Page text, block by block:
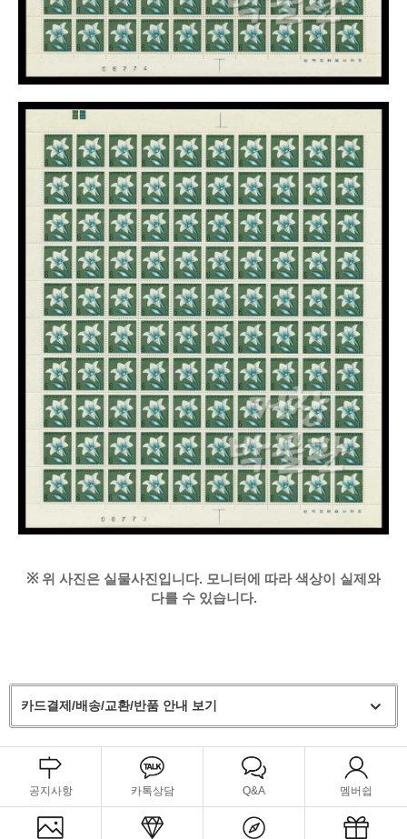
※ 위 사진은 실물사진입니다. 모니터에 따라 색상이 실제와
다를 수 있습니다.
카드결제/배송/교환/반품 안내 보기
공지사항 카톡상담 Q&A 멤버쉽